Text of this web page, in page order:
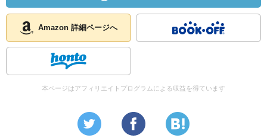
Amazon 詳細ページへ
本ページはアフィリエイトプログラムによる収益を得ています